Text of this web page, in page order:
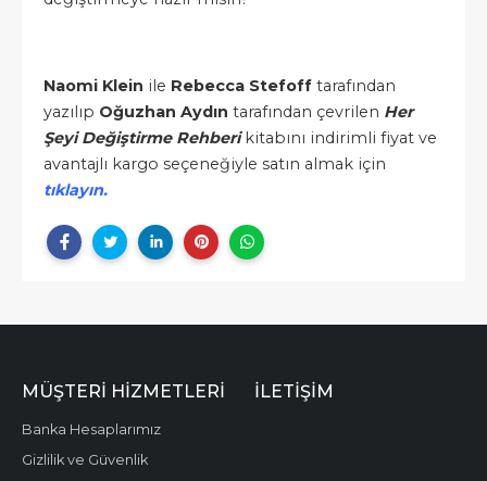
Naomi Klein ile Rebecca Stefoff tarafından
yazılıp Oğuzhan Aydın tarafından çevrilen Her
Şeyi Değiştirme Rehberi kitabını indirimli fiyat ve
avantajlı kargo seçeneğiyle satın almak için
tıklayın.
MÜŞTERI HIZMETLERI
Banka Hesaplarımız
Gizlilik ve Güvenlik
İLETIŞIM